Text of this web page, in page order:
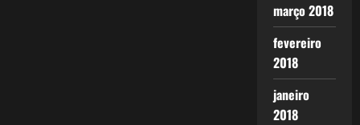
março 2018
fevereiro
2018
janeiro
2018